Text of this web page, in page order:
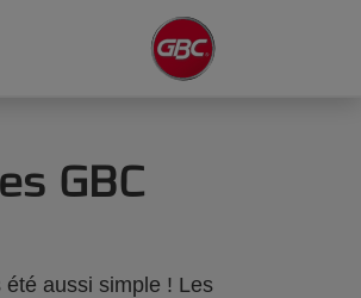
GBC
aussi simple ! Les